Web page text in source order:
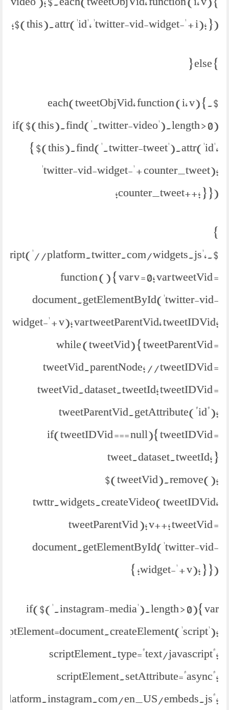
$(this).attr('id', 'twitter-vid-widget-' + i); });
} else {
$.each(tweetObjVid, function (i, v) {
if($(this).find('.twitter-video').length > 0)
{ $(this).find('.twitter-tweet').attr('id',
'twitter-vid-widget-' + counter_tweet);
counter_tweet++; } });
}
platform.twitter.com/widgets.js',
function () { var v = 0; var tweetVid =
document.getElementById('twitter-vid-
widget-' + v); var tweetParentVid, tweetIDVid;
while (tweetVid) { tweetParentVid =
tweetVid.parentNode; //tweetIDVid =
tweetVid.dataset.tweetId; tweetIDVid =
tweetParentVid.getAttribute("id");
if(tweetIDVid === null){ tweetIDVid =
tweet.dataset.tweetId; }
$(tweetVid).remove();
twttr.widgets.createVideo( tweetIDVid,
tweetParentVid ); v++; tweetVid =
document.getElementById('twitter-vid-
widget-' + v); } }); }
if($('.instagram-media').length > 0){ var
scriptElement.type="text/javascript";
scriptElement.setAttribute="async";
en_US/embeds.js";